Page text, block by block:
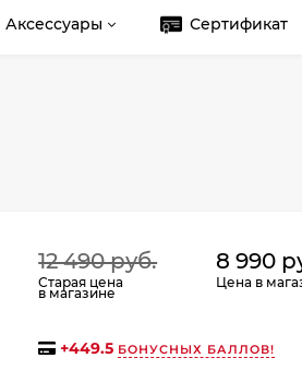
Аксессуары Сертификат
12 490 руб.
Старая цена
в магазине
8 990
Цена в
+449.5 БОНУСНЫХ БАЛЛОВ!